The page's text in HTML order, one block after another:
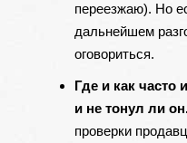
переезжаю). Но
дальнейшем
оговориться.
Где и как часто
и не тонул ли
проверки